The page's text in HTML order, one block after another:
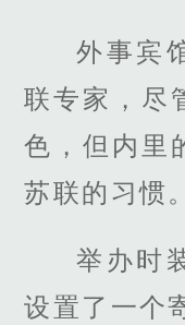
外事宾
联专家，尽
色，但内里
苏联的习惯。
举办时
设置了一个